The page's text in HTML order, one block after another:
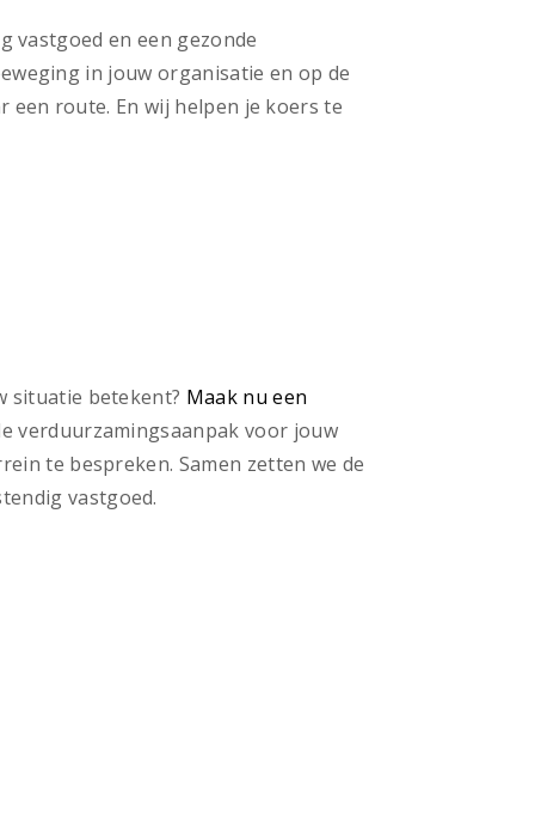
vastgoed en een gezonde
in jouw organisatie en op de
route. En wij helpen je koers te
situatie betekent? Maak nu een
verduurzamingsaanpak voor jouw
te bespreken. Samen zetten we de
vastgoed.